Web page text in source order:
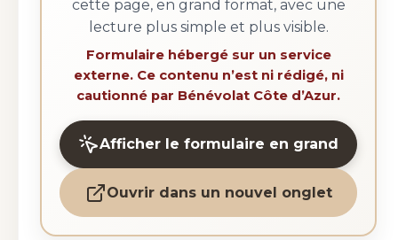
cette page, en grand format, avec une
lecture plus simple et plus visible.
Formulaire hébergé sur un service
externe. Ce contenu n’est ni rédigé, ni
cautionné par Bénévolat Côte d’Azur.
Afficher le formulaire en grand
Ouvrir dans un nouvel onglet